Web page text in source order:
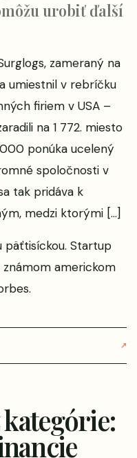
urobiť ďalší
zameraný na
umiestnil v rebríčku
firiem v USA –
na 1 772. miesto
ponúka ucelený
spoločnosti v
tak pridáva k
medzi ktorými […]
päťtisíckou. Startup
známom americkom
.
↗